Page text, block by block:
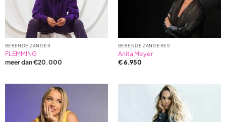
BEKENDE ZANGER
FLEMMING
meer dan €20.000
BEKENDE ZANGERES
Anita Meyer
€6.950